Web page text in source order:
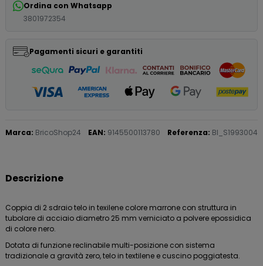
Ordina con Whatsapp
3801972354
Pagamenti sicuri e garantiti
Marca: BricoShop24 EAN: 9145500113780 Referenza: BI_S1993004
Descrizione
Coppia di 2 sdraio telo in texilene colore marrone con struttura in
tubolare di acciaio diametro 25 mm verniciato a polvere epossidica
di colore nero.
Dotata di funzione reclinabile multi-posizione con sistema
tradizionale a gravità zero, telo in textilene e cuscino poggiatesta.